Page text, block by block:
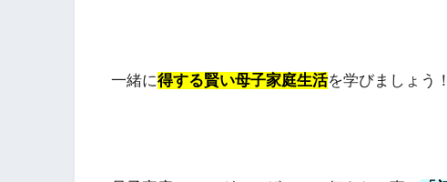
一緒に得する賢い母子家庭生活を学びましょう！